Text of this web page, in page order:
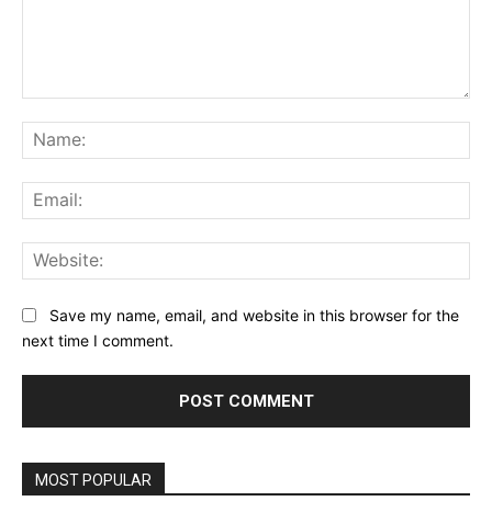
Save my name, email, and website in this browser for the
next time I comment.
MOST POPULAR